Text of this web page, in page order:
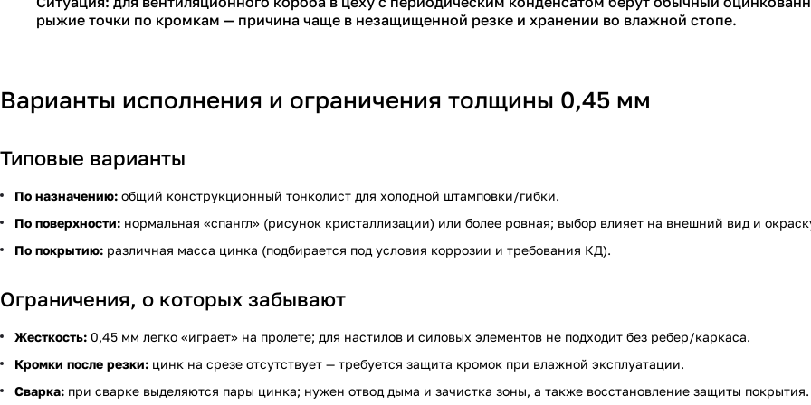
рыжие точки по кромкам — причина чаще в незащищенной резке и хранении во влажной стопе.
Варианты исполнения и ограничения толщины 0,45 мм
Типовые варианты
По назначению: общий конструкционный тонколист для холодной штамповки/гибки.
По поверхности: нормальная «спангл» (рисунок кристаллизации) или более ровная; выбор влияет на внешний вид и
По покрытию: различная масса цинка (подбирается под условия коррозии и требования КД).
Ограничения, о которых забывают
Жесткость: 0,45 мм легко «играет» на пролете; для настилов и силовых элементов не подходит без ребер/каркаса.
Кромки после резки: цинк на срезе отсутствует — требуется защита кромок при влажной эксплуатации.
Сварка: при сварке выделяются пары цинка; нужен отвод дыма и зачистка зоны, а также восстановление защиты покрытия.